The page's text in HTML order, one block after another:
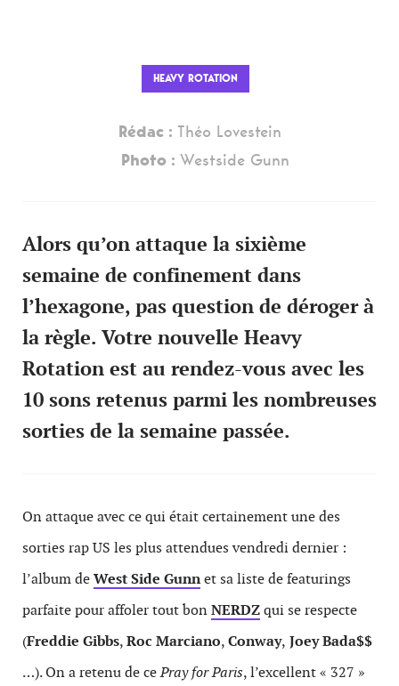
HEAVY ROTATION
Rédac : Théo Lovestein
Photo : Westside Gunn
Alors qu’on attaque la sixième
semaine de confinement dans
l’hexagone, pas question de déroger à
la règle. Votre nouvelle Heavy
Rotation est au rendez-vous avec les
10 sons retenus parmi les nombreuses
sorties de la semaine passée.
On attaque avec ce qui était certainement une des
sorties rap US les plus attendues vendredi dernier :
l’album deWest Side Gunnet sa liste de featurings
parfaite pour affoler tout bonNERDZqui se respecte
(Freddie Gibbs,Roc Marciano,Conway, Joey Bada$$
…). On a retenu de cePray for Paris, l’excellent « 327 »